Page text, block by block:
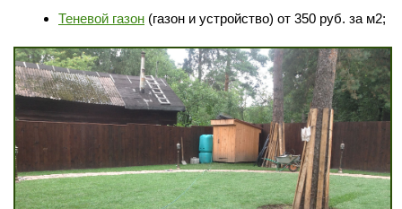
Теневой газон (газон и устройство) от 350 руб. за м2;